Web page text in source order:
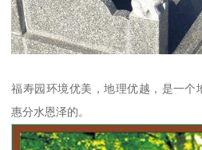
福寿园环境优美，地理优越，是一个
惠分水恩泽的。